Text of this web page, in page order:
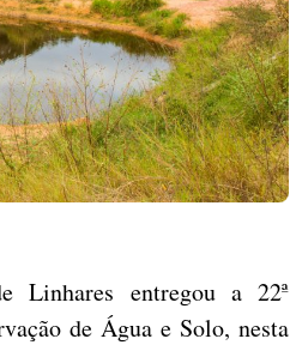
Linhares entregou a 22ª
de Água e Solo, nesta